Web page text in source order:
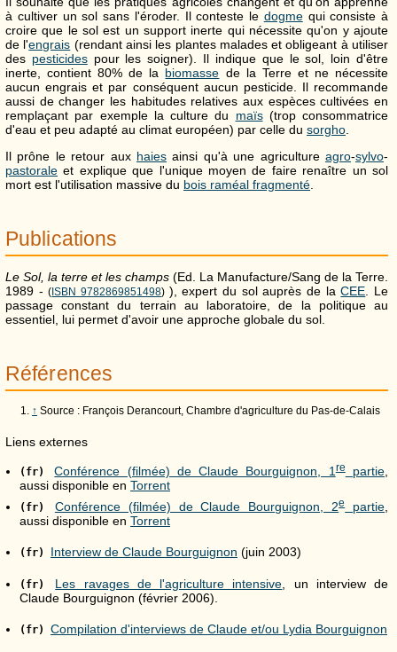
à cultiver un sol sans l'éroder. Il conteste le dogmequi consiste à
croire que le sol est un support inerte qui nécessite qu'on y ajoute
de l'engrais (rendant ainsi les plantes malades et obligeant à utiliser
des pesticidespour les soigner). Il indique que le sol, loin d'être
inerte, contient 80% de la biomasse de la Terre et ne nécessite
aucun engrais et par conséquent aucun pesticide. Il recommande
aussi de changer les habitudes relatives aux espèces cultivées en
remplaçant par exemple la culture du maïs(trop consommatrice
d'eau et peu adapté au climat européen) par celle du sorgho
Il prône le retour aux haies ainsi qu'à une agriculture agro-sylvo-
pastorale et explique que l'unique moyen de faire renaître un sol
mort est l'utilisation massive du bois raméal fragmenté.
Publications
Le Sol, la terre et les champs (Ed. La Manufacture/Sang de la Terre.
1989 -( ISBN 9782869851498) ), expert du sol auprès de laCEE. Le
passage constant du terrain au laboratoire, de la politique au
essentiel, lui permet d'avoir une approche globale du sol.
Références
↑ Source : François Derancourt, Chambre d'agriculture du Pas-de-Calais
Liens externes
(fr)Conférence (filmée) de Claude Bourguignon, 1repartie
aussi disponible en Torrent
(fr) Conférence (filmée) de Claude Bourguignon, 2epartie
aussi disponible en Torrent
(fr) Interview de Claude Bourguignon (juin 2003)
(fr) Les ravages de l'agriculture intensive , un interview de
Claude Bourguignon (février 2006).
(fr) Compilation d'interviews de Claude et/ou Lydia Bourguignon